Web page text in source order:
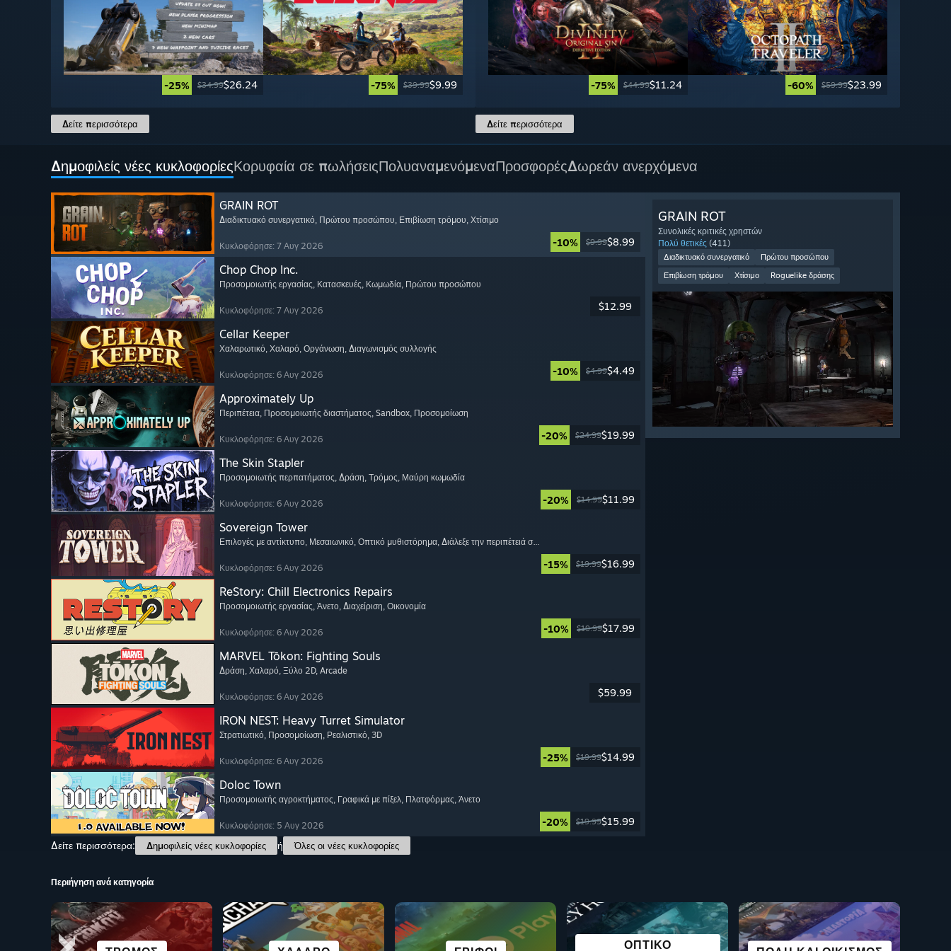
-25% $34.99$26.24 -75% $39.99$9.99
Δείτε περισσότερα
-75% $44.99$11.24 -60% $59.99$23.99
Δείτε περισσότερα
Δημοφιλείς νέες κυκλοφορίεςΚορυφαία σε πωλήσειςΠολυαναμενόμεναΠροσφορέςΔωρεάν ανερχόμενα
GRAIN ROT
Διαδικτυακό συνεργατικό, Πρώτου προσώπου, Επιβίωση τρόμου, Χτίσιμο
Κυκλοφόρησε: 7 Αυγ 2026 -10% $9.99$8.99
Chop Chop Inc.
Προσομοιωτής εργασίας, Κατασκευές, Κωμωδία, Πρώτου προσώπου
Κυκλοφόρησε: 7 Αυγ 2026 $12.99
Cellar Keeper
Χαλαρωτικό, Χαλαρό, Οργάνωση, Διαγωνισμός συλλογής
Κυκλοφόρησε: 6 Αυγ 2026 -10% $4.99$4.49
Approximately Up
Περιπέτεια, Προσομοιωτής διαστήματος, Sandbox, Προσομοίωση
Κυκλοφόρησε: 6 Αυγ 2026 -20% $24.99$19.99
The Skin Stapler
Προσομοιωτής περπατήματος, Δράση, Τρόμος, Μαύρη κωμωδία
Κυκλοφόρησε: 6 Αυγ 2026 -20% $14.99$11.99
Sovereign Tower
Επιλογές με αντίκτυπο, Μεσαιωνικό, Οπτικό μυθιστόρημα, Διάλεξε την περιπέτειά σου
Κυκλοφόρησε: 6 Αυγ 2026 -15% $19.99$16.99
ReStory: Chill Electronics Repairs
Προσομοιωτής εργασίας, Άνετο, Διαχείριση, Οικονομία
Κυκλοφόρησε: 6 Αυγ 2026 -10% $19.99$17.99
MARVEL Tōkon: Fighting Souls
Δράση, Χαλαρό, Ξύλο 2D, Arcade
Κυκλοφόρησε: 6 Αυγ 2026 $59.99
IRON NEST: Heavy Turret Simulator
Στρατιωτικό, Προσομοίωση, Ρεαλιστικό, 3D
Κυκλοφόρησε: 6 Αυγ 2026 -25% $19.99$14.99
Doloc Town
Προσομοιωτής αγροκτήματος, Γραφικά με πίξελ, Πλατφόρμας, Άνετο
Κυκλοφόρησε: 5 Αυγ 2026 -20% $19.99$15.99
Δείτε περισσότερα:
Δημοφιλείς νέες κυκλοφορίες ή Όλες οι νέες κυκλοφορίες
GRAIN ROT
Συνολικές κριτικές χρηστών
Πολύ θετικές (411)
Διαδικτυακό συνεργατικό
Πρώτου προσώπου
Επιβίωση τρόμου
Χτίσιμο Roguelike δράσης
Περιήγηση ανά κατηγορία
ΟΠΤΙΚΌ
ΔΩΡΕΆΝ ΓΙΑ
ΕΠΙΣΤΗΜΟΝΙΚΉ
ΥΠΈΡΟΧΟ ΣΤΟ